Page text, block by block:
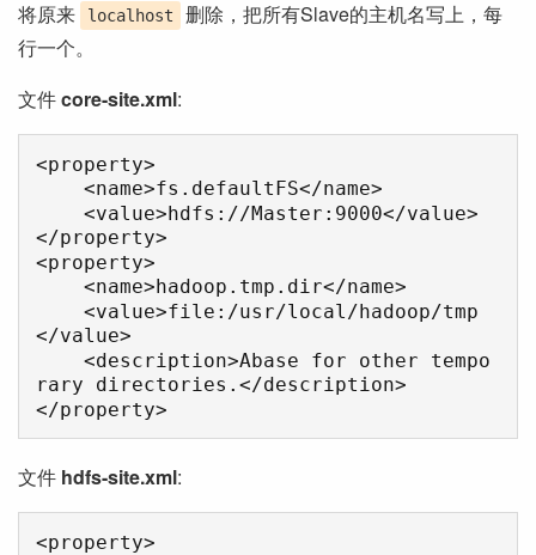
将原来 localhost
删除，把所有Slave的主机名写上，每
行一个。
文件core-site.xml:
<property>
</property>
<property>
</value>
rary directories.</description>
文件 hdfs-site.xml:
<property>